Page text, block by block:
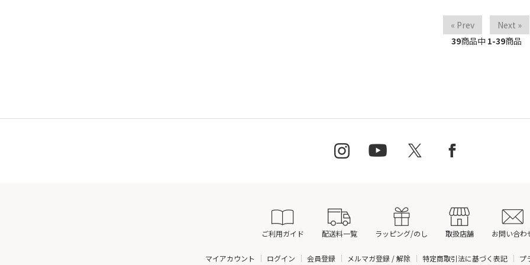
« Prev
Next »
39商品中 1-39商品
ご利用ガイド 配送料一覧 ラッピング/のし 取扱店舗 お問い合わ
マイアカウント ログイン 会員登録 メルマガ登録 / 解除 特定商取引法に基づく表記 プ